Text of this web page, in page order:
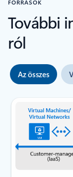
FORRÁSOK
További
ról
Az összes
Dia {0} {1} jelzője